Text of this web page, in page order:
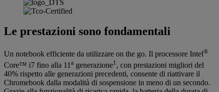
Le prestazioni sono fondamentali
Un notebook efficiente da utilizzare on the go. Il processore Intel®
Core™ i7 fino alla 11 a generazione1 , con prestazioni migliori del
40% rispetto alle generazioni precedenti, consente di riattivare il
Chromebook dalla modalità di sospensione in meno di un secondo.